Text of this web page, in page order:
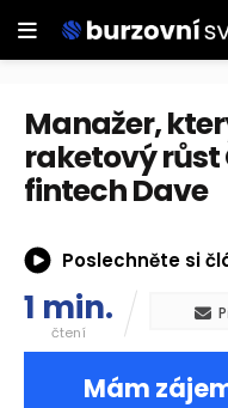
Manažer,
raketový růst
fintech Dave
Poslechněte si
1 min.
čtení
Mám